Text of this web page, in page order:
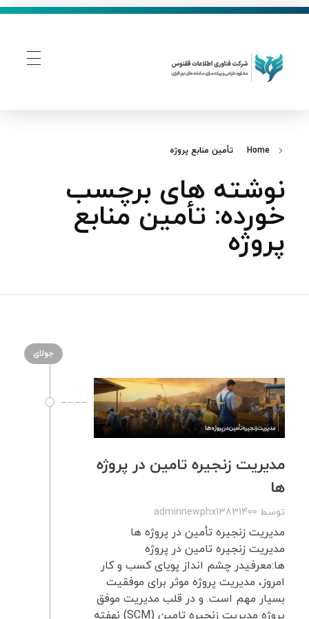
Home تأمین منابع پروژه
نوشته های برچسب
خورده: تأمین منابع
پروژه
جولای
مدیریت زنجیره تامین در پروژه
ها
توسط adminnewphx13831400
مدیریت زنجیره تأمین در پروژه ها
مدیریت زنجیره تامین در پروژه
ها:معرفیدر چشم انداز پویای کسب و کار
امروز، مدیریت پروژه موثر برای موفقیت
بسیار مهم است. و در قلب مدیریت موفق
پروژه مدیریت زنجیره تامین (SCM) نهفته